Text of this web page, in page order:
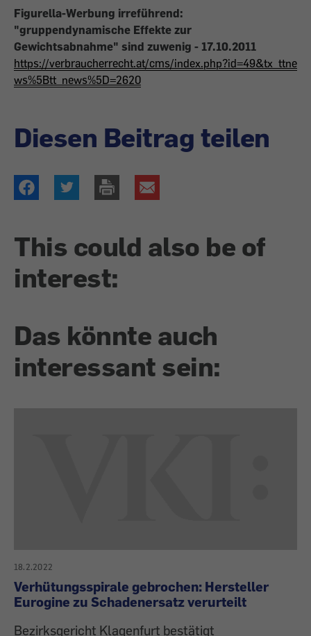
Figurella-Werbung irreführend:
"gruppendynamische Effekte zur
Gewichtsabnahme" sind zuwenig - 17.10.2011
https://verbraucherrecht.at/cms/index.php?id=49&tx_ttne
ws%5Btt_news%5D=2620
Diesen Beitrag teilen
This could also be of
interest:
Das könnte auch
interessant sein:
18.2.2022
Verhütungsspirale gebrochen: Hersteller
Eurogine zu Schadenersatz verurteilt
Bezirksgericht Klagenfurt bestätigt